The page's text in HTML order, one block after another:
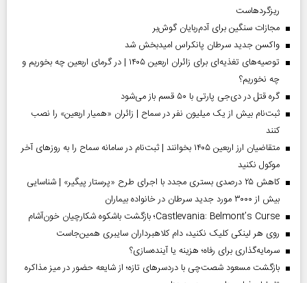
ریزگردهاست
مجازات سنگین برای آدم‌ربایان گوش‌بر
واکسن جدید سرطان پانکراس امیدبخش شد
توصیه‌های تغذیه‌ای برای زائران اربعین ۱۴۰۵ | در گرمای اربعین چه بخوریم و
چه نخوریم؟
گره قتل در دی‌جی پارتی با ۵۰ قسم باز می‌شود
ثبت‌نام بیش از یک میلیون نفر در سماح | زائران «همیار اربعین» را نصب
کنند
متقاضیان ارز اربعین ۱۴۰۵ بخوانند | ثبت‌نام در سامانه سماح را به روز‌های آخر
موکول نکنید
کاهش ۲۵ درصدی بستری مجدد با اجرای طرح «پرستار پیگیر» | شناسایی
بیش از ۳۰۰۰ مورد جدید سرطان در خانواده بیماران
Castlevania: Belmont’s Curse؛ بازگشت باشکوه شکارچیان خون‌آشام
روی هر لینکی کلیک نکنید، دام کلاهبرداران سایبری همین‌جاست
سرمایه‌گذاری برای رفاه؛ هزینه یا آینده‌سازی؟
بازگشت مسعود شصت‌چی با دردسر‌های تازه؛ از شایعه حضور در میز مذاکره